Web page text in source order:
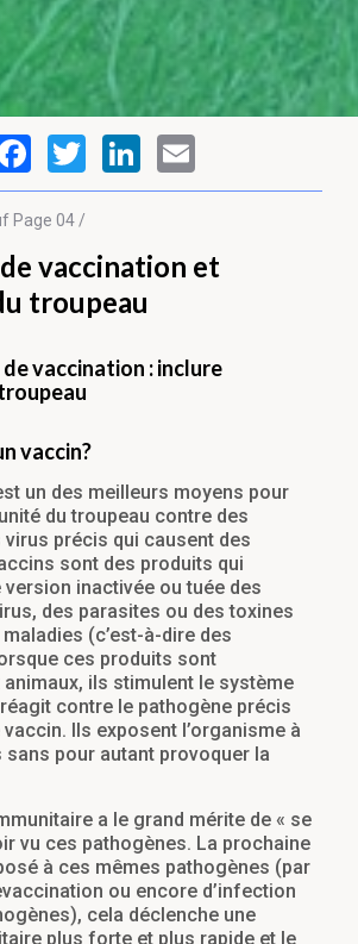
Page 04 /
vaccination et
troupeau
vaccination : inclure
vaccin?
un des meilleurs moyens pour
du troupeau contre des
virus précis qui causent des
sont des produits qui
inactivée ou tuée des
des parasites ou des toxines
(c’est-à-dire des
ces produits sont
ils stimulent le système
contre le pathogène précis
Ils exposent l’organisme à
sans pour autant provoquer la
a le grand mérite de « se
vu ces pathogènes. La prochaine
à ces mêmes pathogènes (par
ou encore d’infection
cela déclenche une
plus forte et plus rapide et le